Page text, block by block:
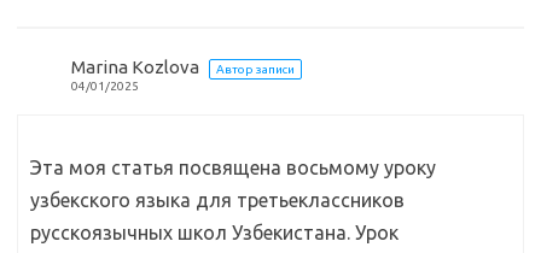
Marina Kozlova
Автор записи
04/01/2025
Эта моя статья посвящена восьмому уроку
узбекского языка для третьеклассников
русскоязычных школ Узбекистана. Урок